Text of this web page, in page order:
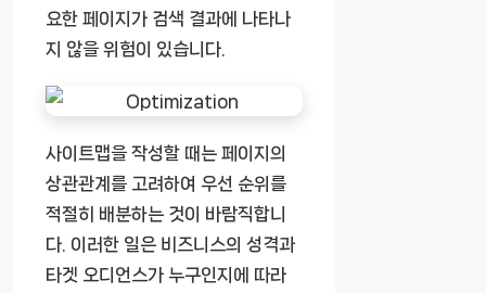
요한 페이지가 검색 결과에 나타나
지 않을 위험이 있습니다.
사이트맵을 작성할 때는 페이지의
상관관계를 고려하여 우선 순위를
적절히 배분하는 것이 바람직합니
다. 이러한 일은 비즈니스의 성격과
타겟 오디언스가 누구인지에 따라